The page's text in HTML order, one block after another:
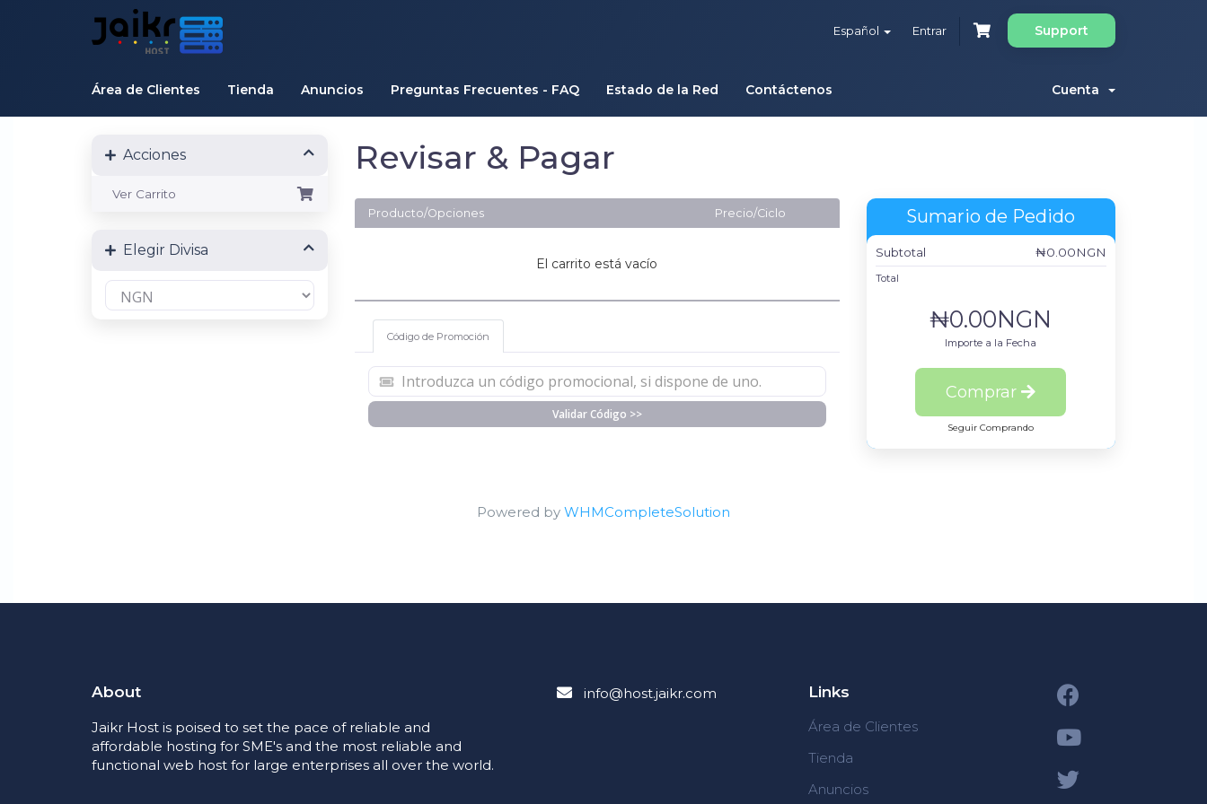
Español Entrar Support
Área de Clientes Tienda Anuncios Preguntas Frecuentes - FAQ Estado de la Red Contáctenos Cuenta
Acciones
Ver Carrito
Elegir Divisa
Revisar & Pagar
Producto/Opciones Precio/Ciclo
El carrito está vacío
Código de Promoción
Validar Código >>
Sumario de Pedido
Subtotal ₦0.00NGN
Total
₦0.00NGN
Importe a la Fecha
Comprar
Seguir Comprando
Powered by WHMCompleteSolution
About
Jaikr Host is poised to set the pace of reliable and
affordable hosting for SME's and the most reliable and
functional web host for large enterprises all over the world.
info@host.jaikr.com Links
Área de Clientes
Tienda
Anuncios